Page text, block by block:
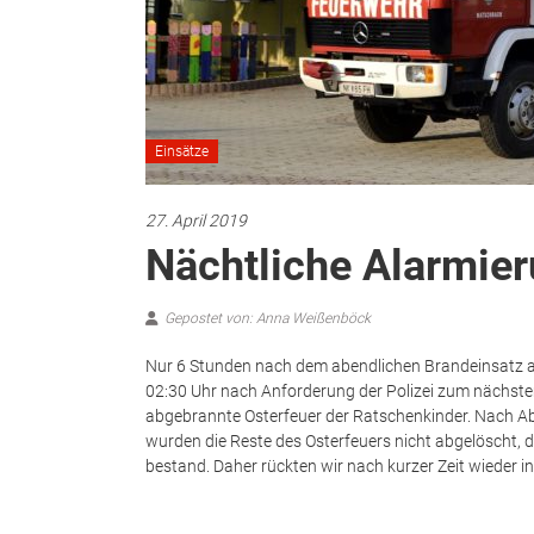
Einsätze
27. April 2019
Nächtliche
Gepostet von: Anna Weißenböck
Nur 6 Stunden nach dem abendlichen
02:30 Uhr nach Anforderung der Polizei zum
abgebrannte Osterfeuer der Ratschenkinder. Nach
wurden die Reste des Osterfeuers nicht
bestand. Daher rückten wir nach kurzer Zeit wieder